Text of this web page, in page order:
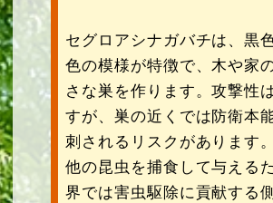
セグロアシナガバチは、黒
色の模様が特徴で、木や家
さな巣を作ります。攻撃性
すが、巣の近くでは防衛本
刺されるリスクがあります
他の昆虫を捕食して与える
界では害虫駆除に貢献する